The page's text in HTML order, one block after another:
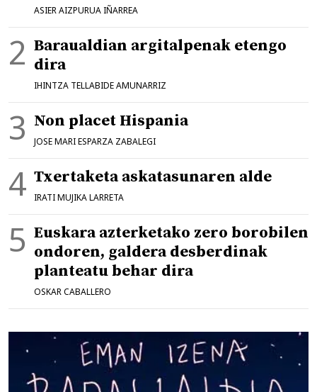
ASIER AIZPURUA IÑARREA
Baraualdian argitalpenak etengo
dira
IHINTZA TELLABIDE AMUNARRIZ
Non placet Hispania
JOSE MARI ESPARZA ZABALEGI
Txertaketa askatasunaren alde
IRATI MUJIKA LARRETA
Euskara azterketako zero borobilen
ondoren, galdera desberdinak
planteatu behar dira
OSKAR CABALLERO